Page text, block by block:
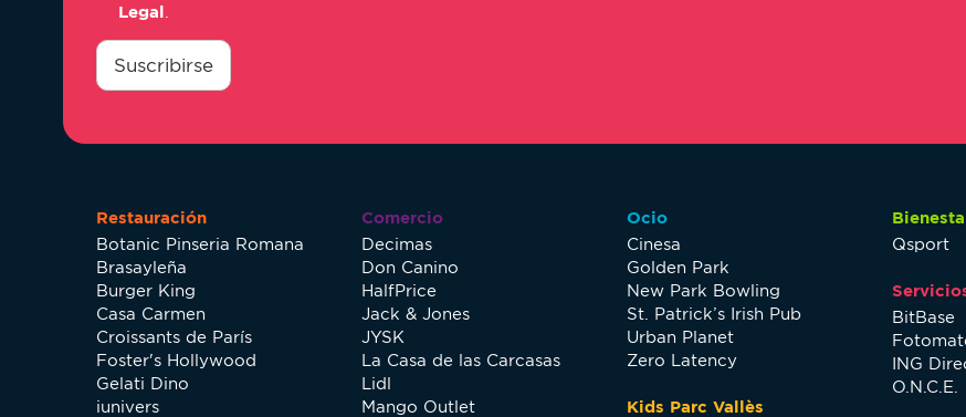
Legal
consentimiento
Suscribirse
Restauración
Botanic Pinseria Romana
Brasayleña
Burger King
Casa Carmen
Croissants de París
Foster's Hollywood
Gelati Dino
iunivers
Comercio
Decimas
Don Canino
HalfPrice
Jack & Jones
JYSK
La Casa de las Carcasas
Lidl
Mango Outlet
Ocio
Cinesa
Golden Park
New Park Bowling
St. Patrick’s Irish Pub
Urban Planet
Zero Latency
Kids Parc Vallès
Qsport
BitBase
ING
O.N.C.E.